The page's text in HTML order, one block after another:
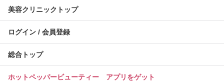
美容クリニックトップ
ログイン / 会員登録
総合トップ
ホットペッパービューティー アプリをゲット